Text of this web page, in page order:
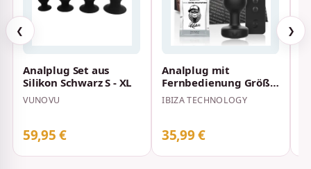
❮
Analplug Set aus
Silikon Schwarz S - XL
VUNOVU
59,95 €
Analplug mit
Fernbedienung Größe
S
IBIZA TECHNOLOGY
35,99 €
❯